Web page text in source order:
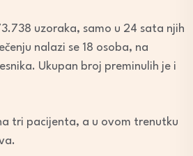
uzoraka, samo u 24 sata njih
nalazi se 18 osoba, na
Ukupan broj preminulih je i
tri pacijenta, a u ovom trenutku